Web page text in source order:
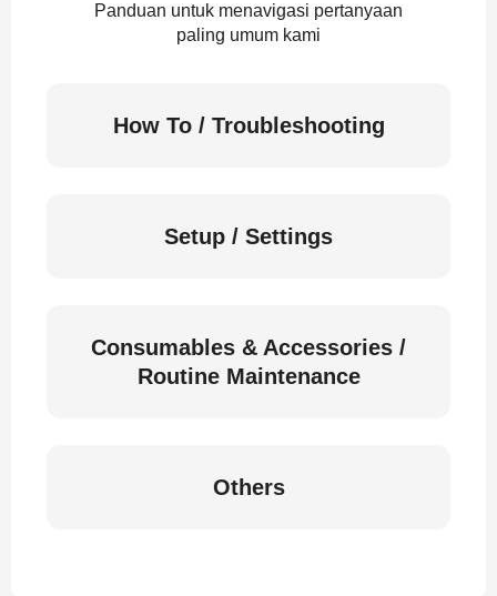
Panduan untuk menavigasi pertanyaan
paling umum kami
How To / Troubleshooting
Setup / Settings
Consumables & Accessories /
Routine Maintenance
Others